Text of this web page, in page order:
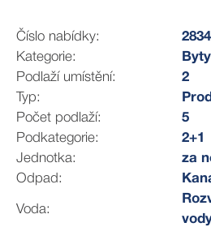
Na tomto bytu oceníte
klidné části Králova Pole s
do centra města tramvají.
V blízkosti domu najdete
školy a gymnázium. K dispozici
obchodní středisko Albert a
kulturními zážitky můžete vyrazit
kulturního centra Semilasso.
Číslo nabídky:
Kategorie:
Byty
Podlaží umístění:
2
Typ:
Počet podlaží:
5
Podkategorie:
2+1
Jednotka:
za
Odpad:
Voda: